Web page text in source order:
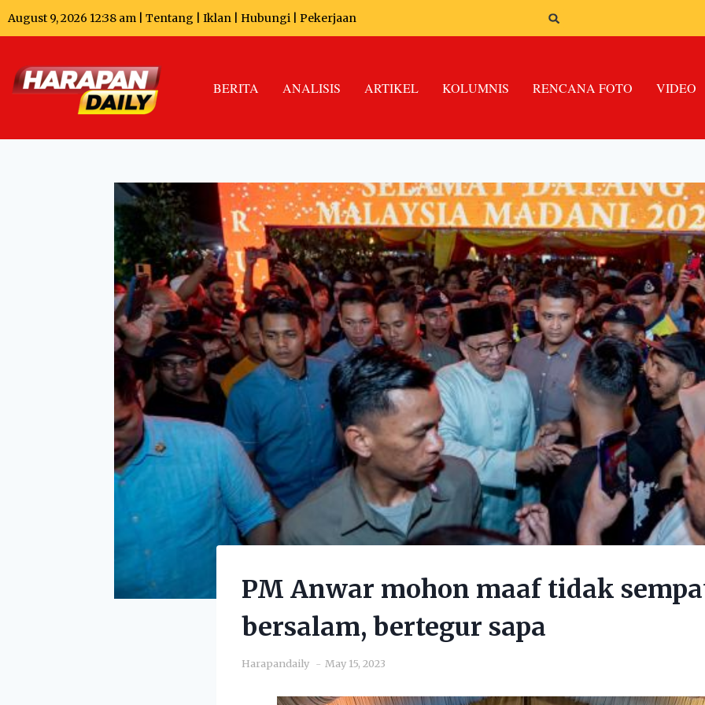
August 9, 2026 12:38 am | Tentang Iklan Hubungi Pekerjaan
BERITA ANALISIS ARTIKEL KOLUMNIS RENCANA FOTO VIDEO
PM Anwar mohon maaf tidak
bersalam, bertegur sapa
Harapandaily May 15, 2023